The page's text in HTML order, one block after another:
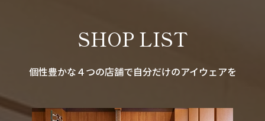
SHOP LIST
個性豊かな４つの店舗で自分だけのアイウェアを